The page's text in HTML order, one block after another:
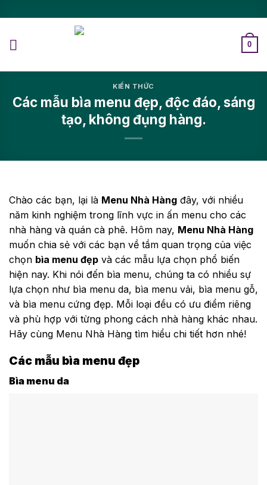
0
KIẾN THỨC
Các mẫu bìa menu đẹp, độc đáo, sáng
tạo, không đụng hàng.
Chào các bạn, lại là Menu Nhà Hàng đây, với nhiều
năm kinh nghiệm trong lĩnh vực in ấn menu cho các
nhà hàng và quán cà phê. Hôm nay, Menu Nhà Hàng
muốn chia sẻ với các bạn về tầm quan trọng của việc
chọn bìa menu đẹp và các mẫu lựa chọn phổ biến
hiện nay. Khi nói đến bìa menu, chúng ta có nhiều sự
lựa chọn như bìa menu da, bìa menu vải, bìa menu gỗ,
và bìa menu cứng đẹp. Mỗi loại đều có ưu điểm riêng
và phù hợp với từng phong cách nhà hàng khác nhau.
Hãy cùng Menu Nhà Hàng tìm hiểu chi tiết hơn nhé!
Các mẫu bìa menu đẹp
Bìa menu da